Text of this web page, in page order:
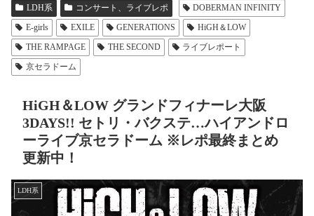
LDH系 コンサート、ライブレポ
DOBERMAN INFINITY
E-girls
EXILE GENERATIONS
HiGH＆LOW
THE RAMPAGE
THE SECOND
ライブレポート
京セラドーム
HiGH＆LOW グランドフィナーレ大阪
3DAYS!! セトリ・バクステ…ハイアンドロ
ーライブ京セラドーム ※レポ最終まとめ
更新中！
LDH系